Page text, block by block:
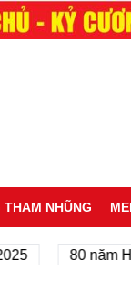
THAM NHŨNG
80 năm Hành